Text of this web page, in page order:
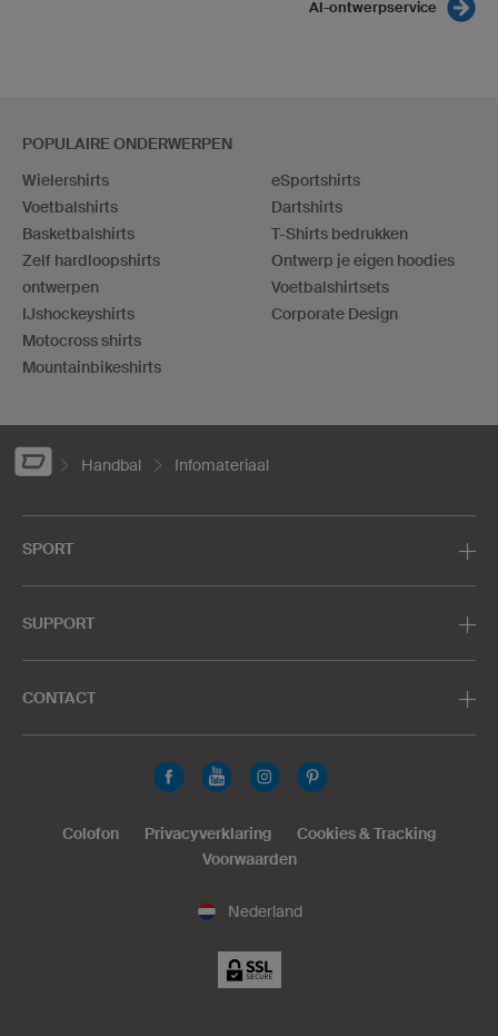
AI-ontwerpservice
POPULAIRE ONDERWERPEN
Wielershirts
Voetbalshirts
Basketbalshirts
Zelf hardloopshirts
ontwerpen
IJshockeyshirts
Motocross shirts
Mountainbikeshirts
eSportshirts
Dartshirts
T-Shirts bedrukken
Ontwerp je eigen hoodies
Voetbalshirtsets
Corporate Design
Handbal Infomateriaal
SPORT
SUPPORT
CONTACT
Nederland
Colofon Privacyverklaring
Cookies & Tracking
Voorwaarden